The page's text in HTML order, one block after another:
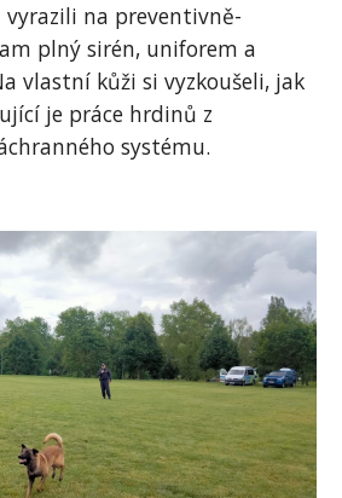
vyrazili na preventivně-
plný sirén, uniforem a
vlastní kůži si vyzkoušeli, jak
je práce hrdinů z
systému.